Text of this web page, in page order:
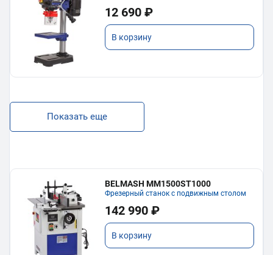
12 690 ₽
В корзину
Показать еще
BELMASH MM1500ST1000
Фрезерный станок с подвижным столом
142 990 ₽
В корзину